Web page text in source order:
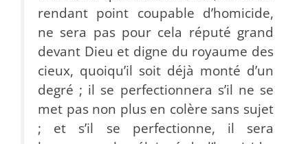
rendant point coupable d’homicide,
ne sera pas pour cela réputé grand
devant Dieu et digne du royaume des
cieux, quoiqu’il soit déjà monté d’un
degré ; il se perfectionnera s’il ne se
met pas non plus en colère sans sujet
; et s’il se perfectionne, il sera